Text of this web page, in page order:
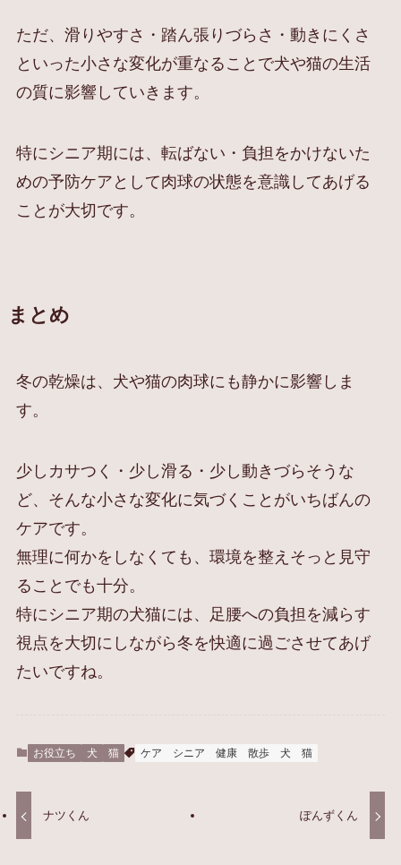
ただ、滑りやすさ・踏ん張りづらさ・動きにくさ
といった小さな変化が重なることで犬や猫の生活
の質に影響していきます。
特にシニア期には、転ばない・負担をかけないた
めの予防ケアとして肉球の状態を意識してあげる
ことが大切です。
まと め
冬の乾燥は、犬や猫の肉球にも静かに影響しま
す。
少しカサつく・少し滑る・少し動きづらそうな
ど、そんな小さな変化に気づくことがいちばんの
ケアです。
無理に何かをしなくても、環境を整えそっと見守
ることでも十分。
特にシニア期の犬猫には、足腰への負担を減らす
視点を大切にしながら冬を快適に過ごさせてあげ
たいですね。
お役立ち 犬 猫 ケア シニア 健康 散歩 犬 猫
ナツくん ぽんずくん